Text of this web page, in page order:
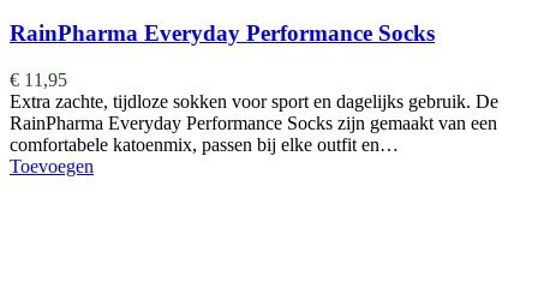
RainPharma Everyday Performance Socks
€ 11,95
Extra zachte, tijdloze sokken voor sport en dagelijks gebruik. De
RainPharma Everyday Performance Socks zijn gemaakt van een
comfortabele katoenmix, passen bij elke outfit en…
Toevoegen